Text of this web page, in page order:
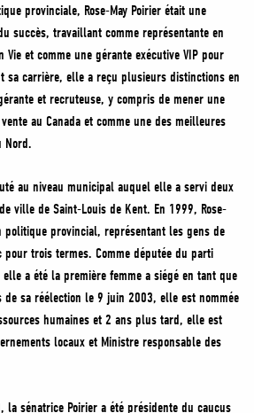
provinciale, Rose-May Poirier était une
succès, travaillant comme représentante en
Vie et comme une gérante exécutive VIP pour
sa carrière, elle a reçu plusieurs distinctions en
et recruteuse, y compris de mener une
au Canada et comme une des meilleures
Nord.
au niveau municipal auquel elle a servi deux
ville de Saint-Louis de Kent. En 1999, Rose-
politique provincial, représentant les gens de
pour trois termes. Comme députée du parti
a été la première femme a siégé en tant que
de sa réélection le 9 juin 2003, elle est nommée
humaines et 2 ans plus tard, elle est
locaux et Ministre responsable des
la sénatrice Poirier a été présidente du caucus